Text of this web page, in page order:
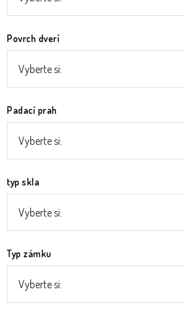
Povrch dverí
Padací prah
typ skla
Typ zámku